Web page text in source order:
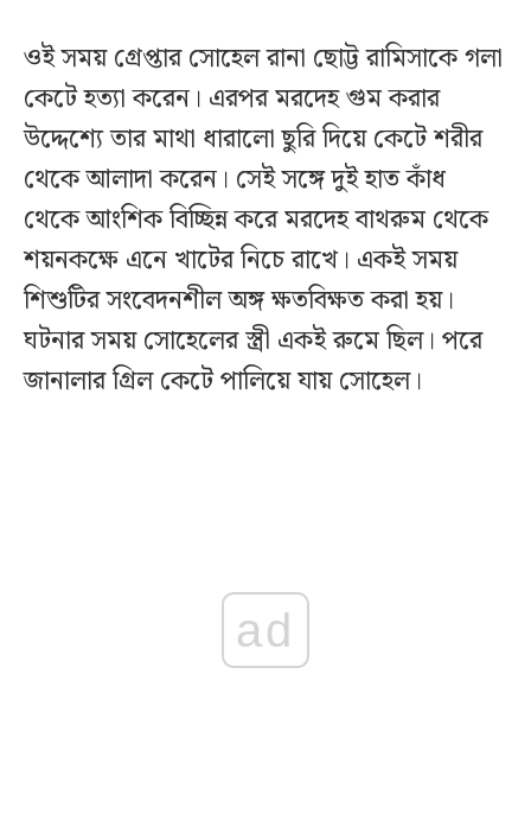
ওই সময় গ্রেপ্তার সোহেল রানা ছোট্ট রামিসাকে গলা
কেটে হত্যা করেন। এরপর মরদেহ গুম করার
উদ্দেশ্যে তার মাথা ধারালো ছুরি দিয়ে কেটে শরীর
থেকে আলাদা করেন। সেই সঙ্গে দুই হাত কাঁধ
থেকে আংশিক বিচ্ছিন্ন করে মরদেহ বাথরুম থেকে
শয়নকক্ষে এনে খাটের নিচে রাখে। একই সময়
শিশুটির সংবেদনশীল অঙ্গ ক্ষতবিক্ষত করা হয়।
ঘটনার সময় সোহেলের স্ত্রী একই রুমে ছিল। পরে
জানালার গ্রিল কেটে পালিয়ে যায় সোহেল।
ad